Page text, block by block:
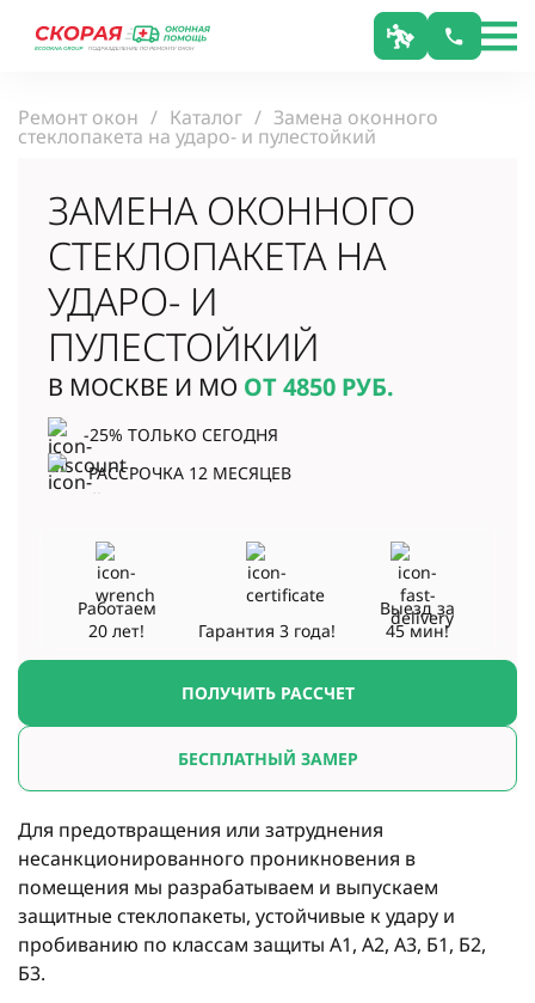
Ремонт окон Каталог Замена оконного
стеклопакета на ударо- и пулестойкий
ЗАМЕНА ОКОННОГО
СТЕКЛОПАКЕТА НА
УДАРО- И
ПУЛЕСТОЙКИЙ
В МОСКВЕ И МО ОТ 4850 РУБ.
-25% ТОЛЬКО СЕГОДНЯ
РАССРОЧКА 12 МЕСЯЦЕВ
ПОЛУЧИТЬ РАССЧЕТ
БЕСПЛАТНЫЙ ЗАМЕР
Работаем
20 лет!
Гарантия3 года!
Выезд за
45 мин!
Для предотвращения или затруднения
несанкционированного проникновения в
помещения мы разрабатываем и выпускаем
защитные стеклопакеты, устойчивые к удару и
пробиванию по классам защиты А1, А2, А3, Б1, Б2,
Б3.